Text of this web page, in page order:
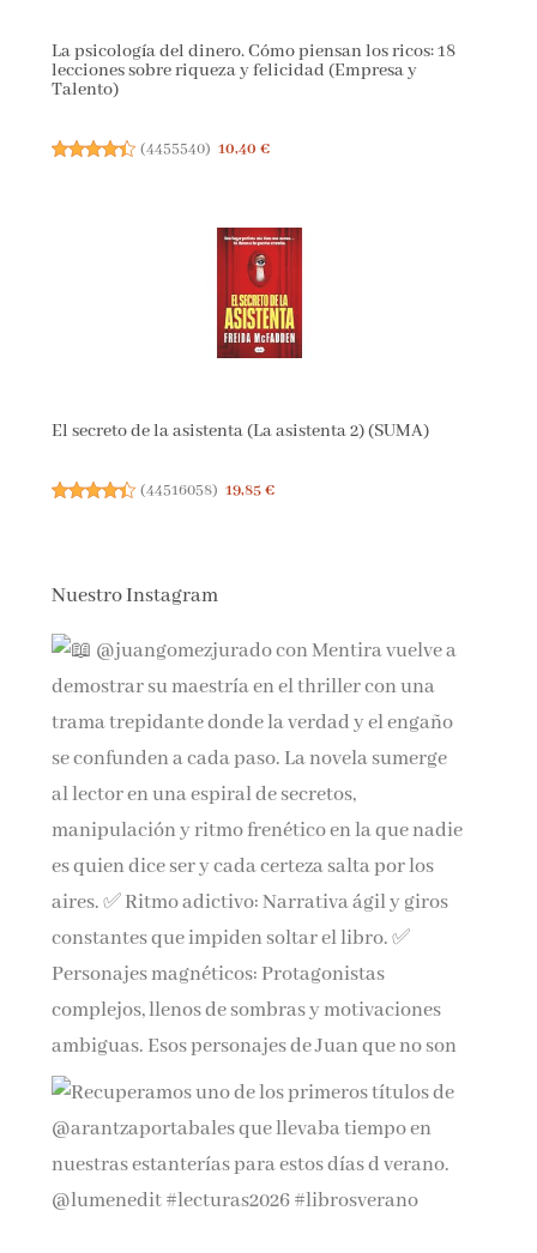
La psicología del dinero. Cómo piensan los ricos: 18
lecciones sobre riqueza y felicidad (Empresa y
Talento)
(4455540) 10,40 €
El secreto de la asistenta (La asistenta 2) (SUMA)
(44516058) 19,85 €
Nuestro Instagram